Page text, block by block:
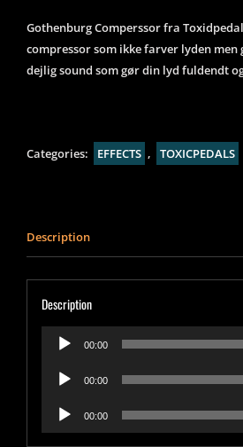
Gothenburg Comperssor fra
compressor som ikke farver lyden men
dejlig sound som gør din lyd fuldendt
Categories: EFFECTS , TOXICPEDALS
Description
Description
Lydafspiller
00:00
Lydafspiller
00:00
Lydafspiller
00:00